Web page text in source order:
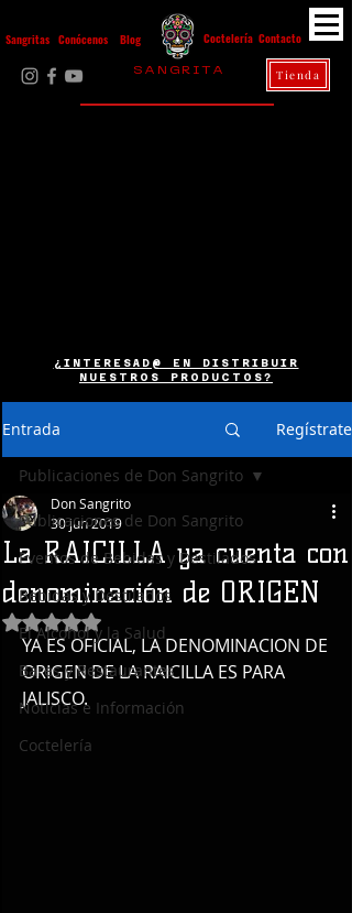
Sangritas Conócenos Contacto
Blog Coctelería
Tienda
S A N G R I T A
¿INTERESAD@ EN DISTRIBUIR
NUESTROS PRODUCTOS?
Entrada Regístrate
Publicaciones de Don Sangrito
Eventos de Bebidas y Destilados
Bebidas y Destilados
El Alcohol y la Salud
Bares y Restaurantes
Noticias e Información
Coctelería
Publicaciones de Don Sangrito
La RAICILLA ya cuenta con
denominación de ORIGEN
Don Sangrito
30 jun 2019
Obtuvo NaN de 5 estrellas.
YA ES OFICIAL, LA DENOMINACION DE
ORIGEN DE LA RAICILLA ES PARA
JALISCO.